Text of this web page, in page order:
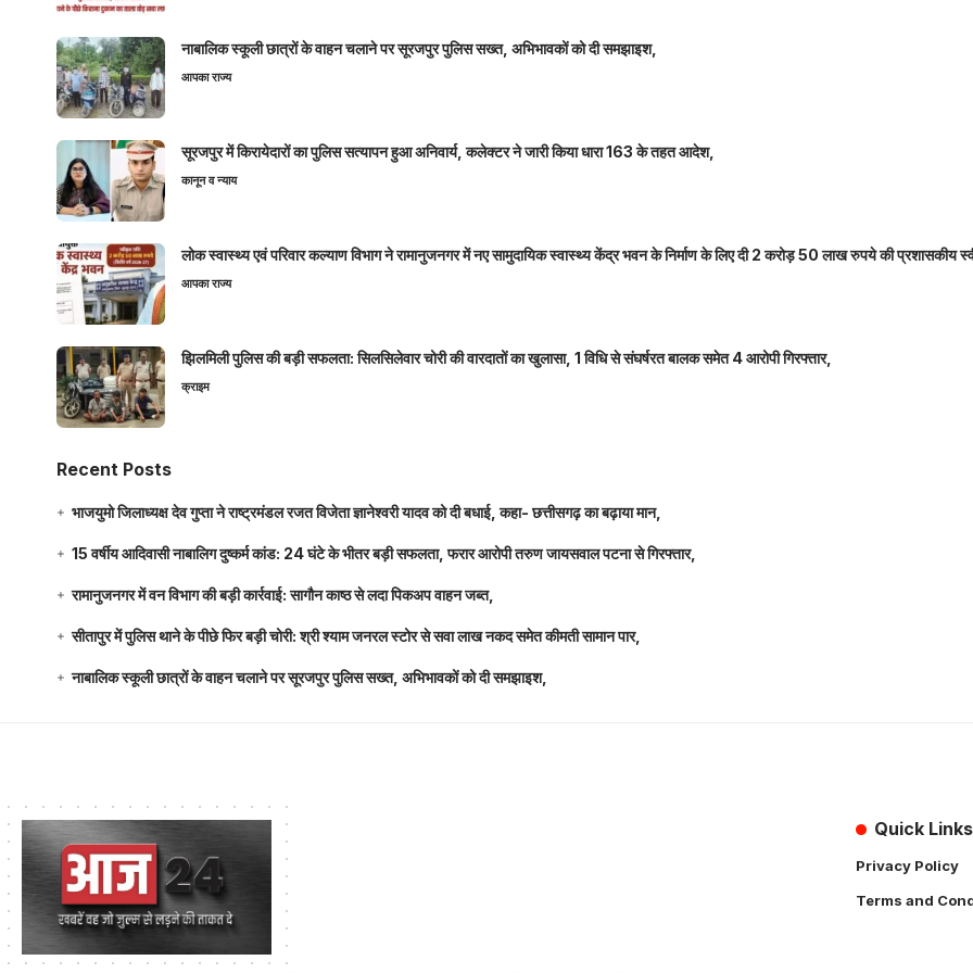
नाबालिक स्कूली छात्रों के वाहन चलाने पर सूरजपुर पुलिस सख्त, अभिभावकों को दी समझाइश,
आपका राज्य
सूरजपुर में किरायेदारों का पुलिस सत्यापन हुआ अनिवार्य, कलेक्टर ने जारी किया धारा 163 के तहत आदेश,
कानून व न्याय
लोक स्वास्थ्य एवं परिवार कल्याण विभाग ने रामानुजनगर में नए सामुदायिक स्वास्थ्य केंद्र भवन के निर्माण के लिए दी 2 करोड़ 50 लाख रुपये की प्रशासकीय
आपका राज्य
झिलमिली पुलिस की बड़ी सफलता: सिलसिलेवार चोरी की वारदातों का खुलासा, 1 विधि से संघर्षरत बालक समेत 4 आरोपी गिरफ्तार,
क्राइम
Recent Posts
भाजयुमो जिलाध्यक्ष देव गुप्ता ने राष्ट्रमंडल रजत विजेता ज्ञानेश्वरी यादव को दी बधाई, कहा- छत्तीसगढ़ का बढ़ाया मान,
15 वर्षीय आदिवासी नाबालिग दुष्कर्म कांड: 24 घंटे के भीतर बड़ी सफलता, फरार आरोपी तरुण जायसवाल पटना से गिरफ्तार,
रामानुजनगर में वन विभाग की बड़ी कार्रवाई: सागौन काष्ठ से लदा पिकअप वाहन जब्त,
सीतापुर में पुलिस थाने के पीछे फिर बड़ी चोरी: श्री श्याम जनरल स्टोर से सवा लाख नकद समेत कीमती सामान पार,
नाबालिक स्कूली छात्रों के वाहन चलाने पर सूरजपुर पुलिस सख्त, अभिभावकों को दी समझाइश,
Quick Links
Privacy Policy
Terms and